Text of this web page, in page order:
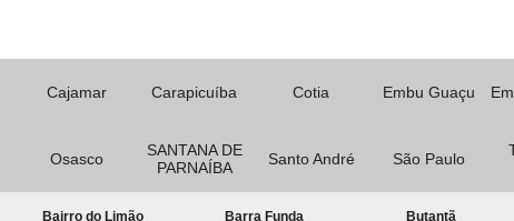
Cajamar Carapicuíba Cotia Embu Guaçu
Osasco
SANTANA DE
PARNAÍBA
Santo André São Paulo
Bairro do Limão Barra Funda Butantã